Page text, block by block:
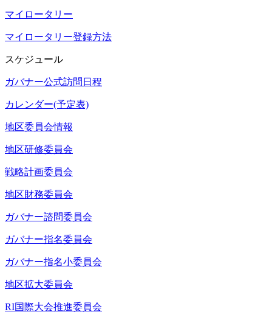
マイロータリー
マイロータリー登録方法
スケジュール
ガバナー公式訪問日程
カレンダー(予定表)
地区委員会情報
地区研修委員会
戦略計画委員会
地区財務委員会
ガバナー諮問委員会
ガバナー指名委員会
ガバナー指名小委員会
地区拡大委員会
RI国際大会推進委員会